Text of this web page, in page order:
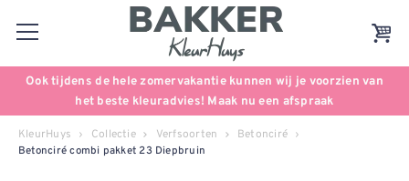
Ook tijdens de hele zomervakantie kunnen wij je voorzien van
het beste kleuradvies! Maak nu een afspraak
KleurHuys Collectie Verfsoorten Betonciré
Betonciré combi pakket 23 Diepbruin